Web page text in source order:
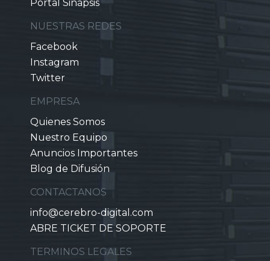
Portal Sinapsis
NUESTRAS REDES
Facebook
Instagram
Twitter
EMPRESA
Quienes Somos
Nuestro Equipo
Anuncios Importantes
Blog de Difusión
CONTACTANOS
info@cerebro-digital.com
ABRE TICKET DE SOPORTE
TERMINOS LEGALES